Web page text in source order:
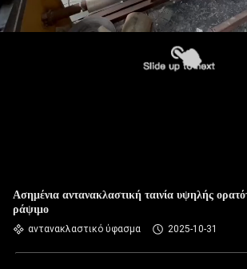
Ασημένια αντανακλαστική ταινία υψηλής
ράψιμο
αντανακλαστικό ύφασμα 2025-10-31